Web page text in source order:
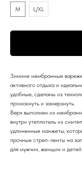
M
L/XL
Зимние мембранные
активного отдыха и
удобные, сделаны из
промокнуть и замерзнуть.
Верх выполнен из
внутри утеплитель из
удлиненные манжеты,
прочные стреп-ленты на
для мужчин, женщин и детей.